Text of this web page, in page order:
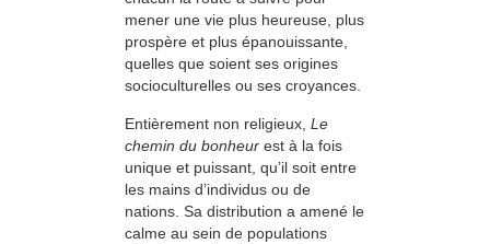
mener une vie plus heureuse, plus
prospère et plus épanouissante,
quelles que soient ses origines
socioculturelles ou ses croyances.
Entièrement non religieux, Le
chemin du bonheur est à la fois
unique et puissant, qu’il soit entre
les mains d’individus ou de
nations. Sa distribution a amené le
calme au sein de populations